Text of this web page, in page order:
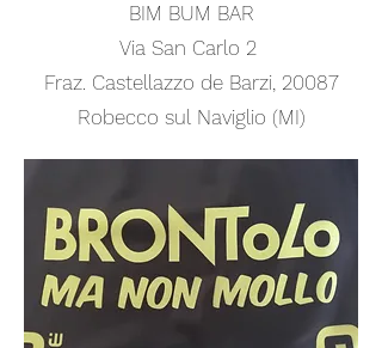
BIM BUM BAR
Via San Carlo 2
Fraz. Castellazzo de Barzi, 20087
Robecco sul Naviglio (MI)